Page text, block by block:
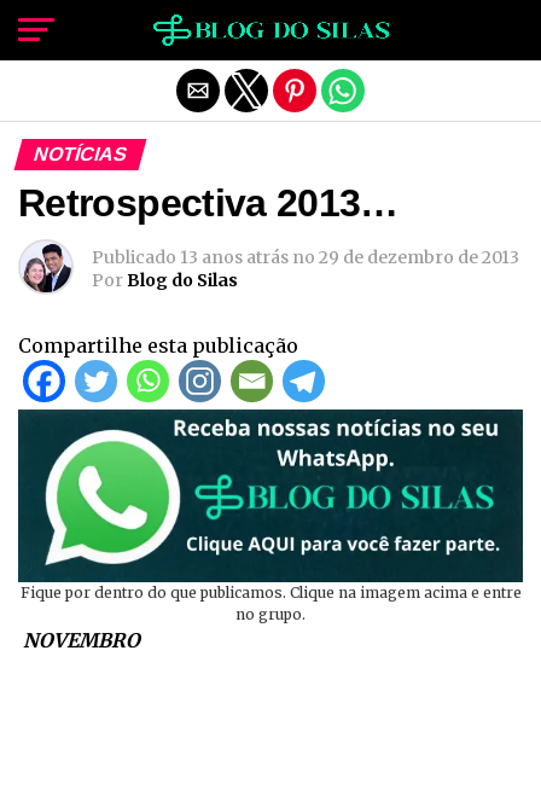
NOTÍCIAS
Retrospectiva 2013…
Publicado 13 anos atrás no 29 de dezembro de 2013
PorBlog do Silas
Compartilhe esta publicação
Fique por dentro do que publicamos. Clique na imagem acima e entre
no grupo.
NOVEMBRO
Sair da versão mobile